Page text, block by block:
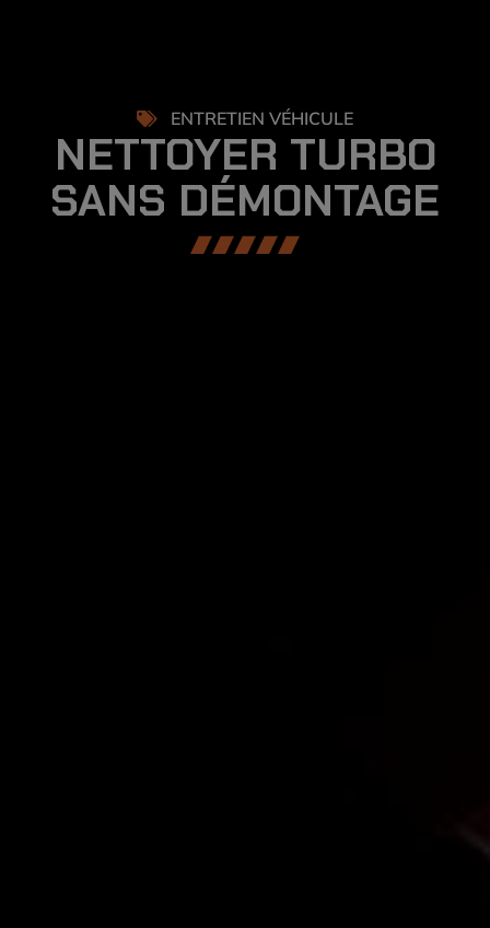
ENTRETIEN VÉHICULE
NETTOYER TURBO
SANS DÉMONTAGE